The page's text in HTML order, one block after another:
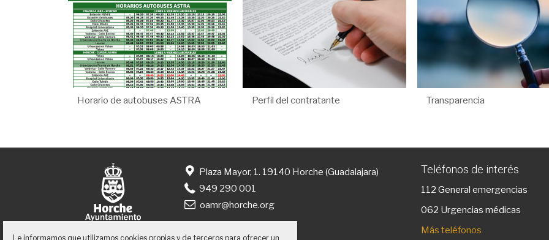
Horario de autobuses ASTRA Perfil del contratante Transparencia
Plaza Mayor, 1. 19140 Horche (Guadalajara)
949 290 001
oamr@horche.org
Teléfonos de interés
112 General emergencias
062 Urgencias médicas
Más teléfonos
Le informamos que utilizamos cookies propias y de terceros para ofrecer un